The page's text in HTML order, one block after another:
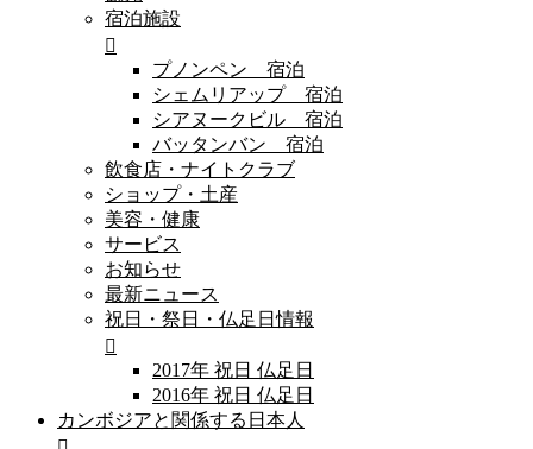
宿泊施設
プノンペン 宿泊
シェムリアップ 宿泊
シアヌークビル 宿泊
バッタンバン 宿泊
飲食店・ナイトクラブ
ショップ・土産
美容・健康
サービス
お知らせ
最新ニュース
祝日・祭日・仏足日情報
2017年 祝日 仏足日
2016年 祝日 仏足日
カンボジアと関係する日本人